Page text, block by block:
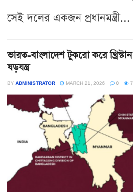
সেই দলের একজন প্রধানমন্ত্রী...
ভারত-বাংলাদেশ টুকরো করে খ্রিস্টান
ষড়যন্ত্র
BY ADMINISTRATOR MARCH 21, 2026 0